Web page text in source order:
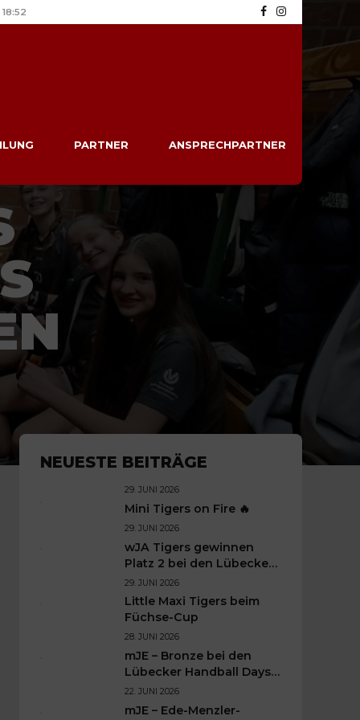
18:52
PARTNER ANSPRECHPARTNER
NEUESTE BEITRÄGE
29. JUNI 2026
Mini Tigers on Fire 🔥
29. JUNI 2026
wJA Tigers gewinnen
Platz 2 bei den Lübecker
Handballtagen 2026
29. JUNI 2026
Little Maxi Tigers beim
Füchse-Cup
28. JUNI 2026
mJE – Bronze bei den
Lübecker Handball Days –
Was für ein Wochenende
für unsere kleinen TIGERS
22. JUNI 2026
mJE – Ede-Menzler-